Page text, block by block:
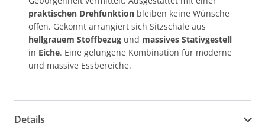
praktischen Drehfunktion bleiben keine Wünsche
offen. Gekonnt arrangiert sich Sitzschale aus
hellgrauem Stoffbezug und massives Stativgestell
in Eiche. Eine gelungene Kombination für moderne
und massive Essbereiche.
Details